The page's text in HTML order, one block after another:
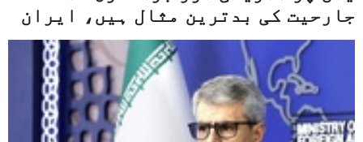
جارحیت کی بدترین مثال ہیں، ایران